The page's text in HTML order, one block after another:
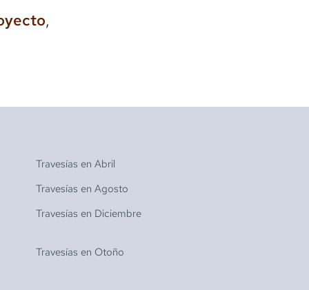
,
Travesías en Abril
Travesías en Agosto
Travesías en Diciembre
Travesías en Otoño